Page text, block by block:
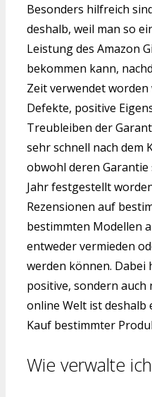
Besonders hilfreich
deshalb, weil man so
Leistung des Amazon
bekommen kann,
Zeit verwendet worden
Defekte, positive
Treubleiben der
sehr schnell nach dem
obwohl deren
Jahr festgestellt
Rezensionen auf
bestimmten Modellen
entweder vermieden
werden können. Dabei
positive, sondern auch
online Welt ist
Kauf bestimmter
Wie verwalte